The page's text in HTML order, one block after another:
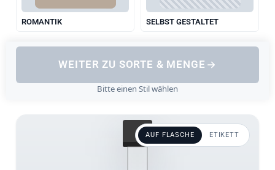
ROMANTIK SELBST GESTALTET
Bitte einen Stil wählen
WEITER ZU SORTE & MENGE
AUF FLASCHE ETIKETT